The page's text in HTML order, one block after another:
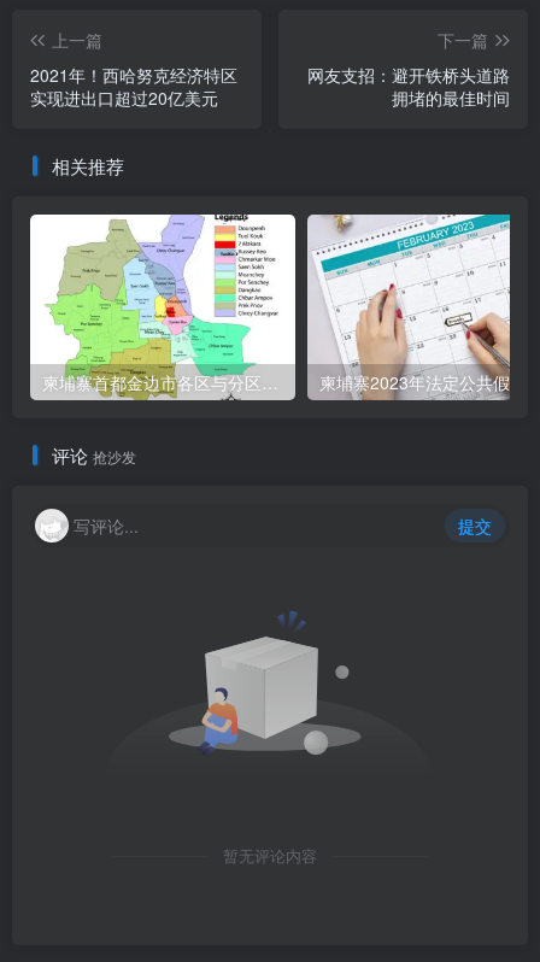
上一篇
2021年！西哈努克经济特区
实现进出口超过20亿美元
下一篇
网友支招：避开铁桥头道路
拥堵的最佳时间
相关推荐
柬埔寨首都金边市各区与分区名称分布 柬埔寨2023年法定公共假期
评论 抢沙发
写评论... 提交
暂无评论内容